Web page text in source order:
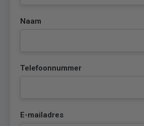
Naam
Telefoonnummer
E-mailadres